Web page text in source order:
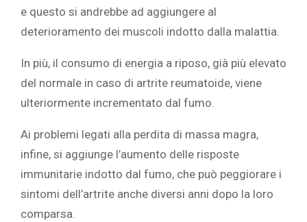
e questo si andrebbe ad aggiungere al
deterioramento dei muscoli indotto dalla malattia.
In più, il consumo di energia a riposo, già più elevato
del normale in caso di artrite reumatoide, viene
ulteriormente incrementato dal fumo.
Ai problemi legati alla perdita di massa magra,
infine, si aggiunge l’aumento delle risposte
immunitarie indotto dal fumo, che può peggiorare i
sintomi dell’artrite anche diversi anni dopo la loro
comparsa.